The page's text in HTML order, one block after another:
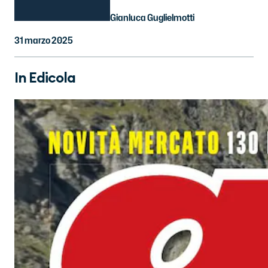
Gianluca Guglielmotti
31 marzo 2025
In Edicola